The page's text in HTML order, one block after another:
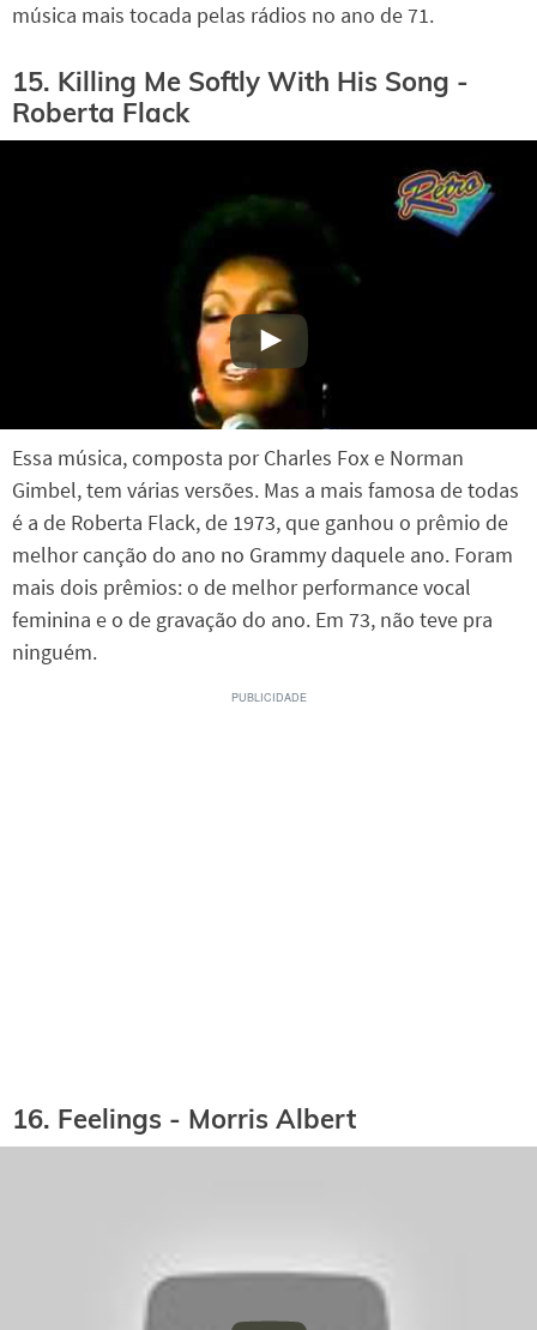
música mais tocada pelas rádios no ano de 71.
15. Killing Me Softly With His Song -
Roberta Flack
Essa música, composta por Charles Fox e Norman
Gimbel, tem várias versões. Mas a mais famosa de todas
é a de Roberta Flack, de 1973, que ganhou o prêmio de
melhor canção do ano no Grammy daquele ano. Foram
mais dois prêmios: o de melhor performance vocal
feminina e o de gravação do ano. Em 73, não teve pra
ninguém.
16. Feelings - Morris Albert